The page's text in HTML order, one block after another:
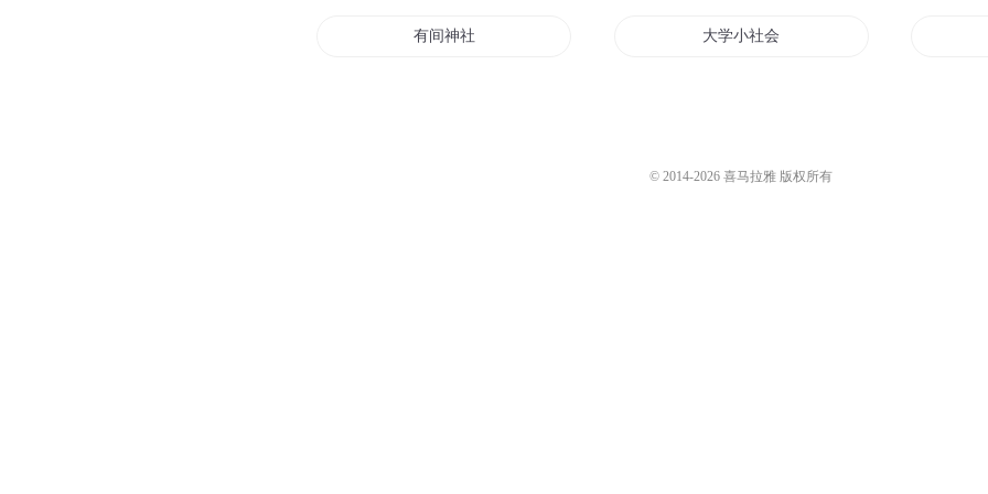
有间神社 大学小社会
© 2014-2026 喜马拉雅 版权所有